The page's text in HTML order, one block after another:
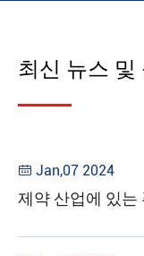
최신 뉴스 및
 Jan,07 2024
제약 산업에 있는